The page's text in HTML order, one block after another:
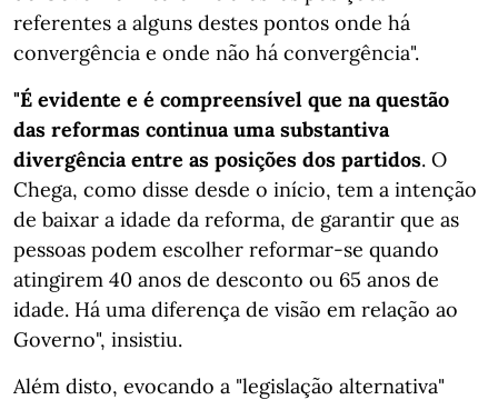
referentes a alguns destes pontos onde há
convergência e onde não há convergência".
"É evidente e é compreensível que na questão
das reformas continua uma substantiva
divergência entre as posições dos partidos. O
Chega, como disse desde o início, tem a intenção
de baixar a idade da reforma, de garantir que as
pessoas podem escolher reformar-se quando
atingirem 40 anos de desconto ou 65 anos de
idade. Há uma diferença de visão em relação ao
Governo", insistiu.
Além disto, evocando a "legislação alternativa"